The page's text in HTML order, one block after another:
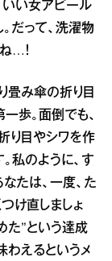
いい女アピール
だって、洗濯物
…！
畳み傘の折り目
歩。面倒でも、
り目やシワを作
私のように、す
たは、一度、た
け直しましょ
た”という達成
わえるというメ